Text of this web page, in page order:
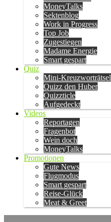
MoneyTalks
Sektenblog
Work in Progress
Top Job
Zugestiegen
Madame Energie
Smart gespart
Quiz
Mini-Kreuzworträtsel
Quizz den Huber
Quizzticle
Aufgedeckt
Videos
Reportagen
Fragenbot
Wein doch
MoneyTalks
Promotionen
Gute News
Flugmodus
Smart gespart
Reise-Glück
Meat & Greet